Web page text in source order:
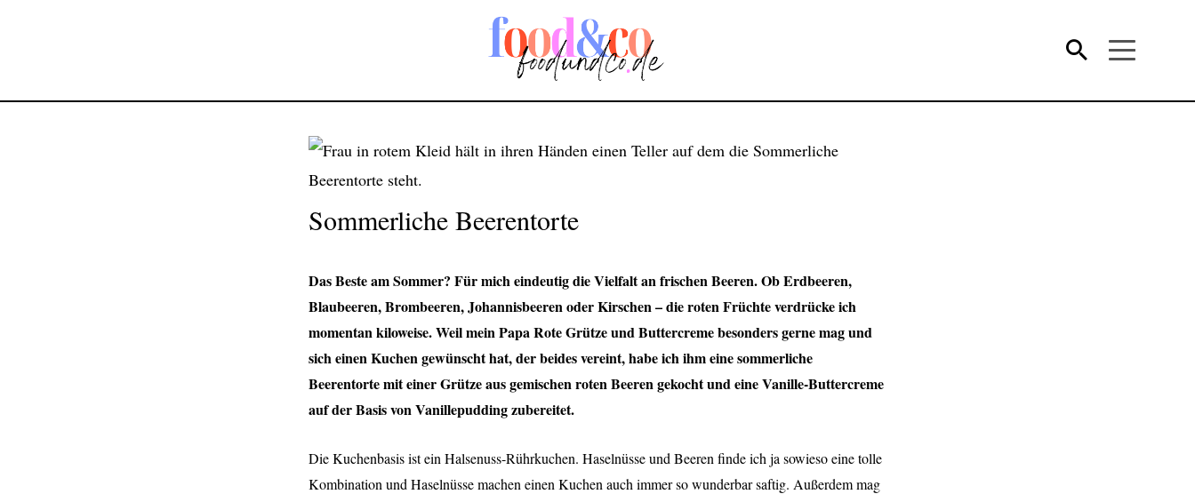
Sommerliche Beerentorte
Das Beste am Sommer? Für mich eindeutig die Vielfalt an frischen Beeren. Ob Erdbeeren,
Blaubeeren, Brombeeren, Johannisbeeren oder Kirschen – die roten Früchte verdrücke ich
momentan kiloweise. Weil mein Papa Rote Grütze und Buttercreme besonders gerne mag und
sich einen Kuchen gewünscht hat, der beides vereint, habe ich ihm eine sommerliche
Beerentorte mit einer Grütze aus gemischen roten Beeren gekocht und eine Vanille-Buttercreme
auf der Basis von Vanillepudding zubereitet.
Die Kuchenbasis ist ein Halsenuss-Rührkuchen. Haselnüsse und Beeren finde ich ja sowieso eine tolle
Kombination und Haselnüsse machen einen Kuchen auch immer so wunderbar saftig. Außerdem mag